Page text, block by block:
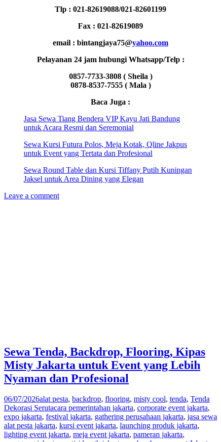
Tlp : 021-82619088/021-82601199
Fax : 021-82619089
email : bintangjaya75@yahoo.com
Pelayanan 24 jam hubungi Whatsapp/Telp :
0857-7733-3808 ( Sheila )
0878-8537-7555 ( Mala )
Baca Juga :
Jasa Sewa Tiang Bendera VIP Kayu Jati Bandung
untuk Acara Resmi dan Seremonial
Sewa Kursi Futura Polos, Meja Kotak, Qline Jakpus
untuk Event yang Tertata dan Profesional
Sewa Round Table dan Kursi Tiffany Putih Kuningan
Jaksel untuk Area Dining yang Elegan
Leave a comment
Sewa Tenda, Backdrop, Flooring, Kipas
Misty Jakarta untuk Event yang Lebih
Nyaman dan Profesional
06/07/2026alat pesta, backdrop, flooring, misty cool, tenda, Tenda
Dekorasi Serutacara pemerintahan jakarta, corporate event jakarta,
expo jakarta, festival jakarta, gathering perusahaan jakarta, jasa sewa
alat pesta jakarta, kursi event jakarta, launching produk jakarta,
lighting event jakarta, meja event jakarta, pameran jakarta,